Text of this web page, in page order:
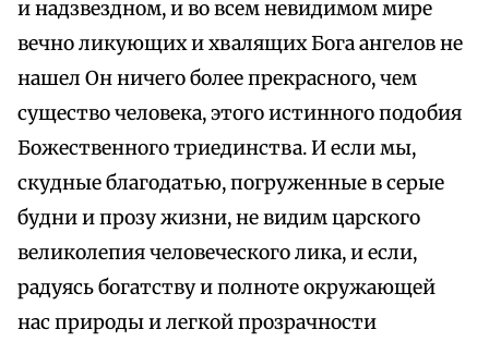
и надзвездном, и во всем невидимом мире
вечно ликующих и хвалящих Бога ангелов не
нашел Он ничего более прекрасного, чем
существо человека, этого истинного подобия
Божественного триединства. И если мы,
скудные благодатью, погруженные в серые
будни и прозу жизни, не видим царского
великолепия человеческого лика, и если,
радуясь богатству и полноте окружающей
нас природы и легкой прозрачности